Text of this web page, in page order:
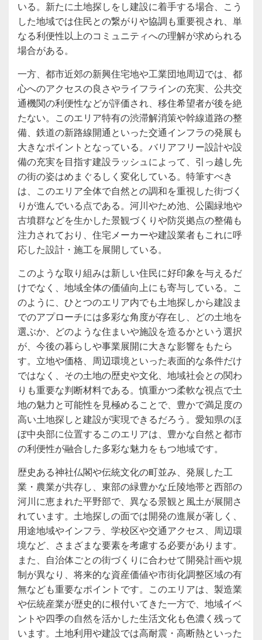
いる。新たに土地探しをし建設に着手する場合、こう
した地域では住民との繋がりや協調も重要視され、単
なる利便性以上のコミュニティへの理解が求められる
場合がある。
一方、都市近郊の新興住宅地や工業団地周辺では、都
心へのアクセスの良さやライフラインの充実、公共交
通機関の利便性などが評価され、移住希望者が後を絶
たない。このエリア特有の渋滞解消策や幹線道路の整
備、鉄道の新路線開通といった交通インフラの発展も
大きなポイントとなっている。バリアフリー設計や設
備の充実を目指す建設ラッシュによって、引っ越し先
の街の姿はめまぐるしく変化している。特筆すべき
は、このエリア全体で自然との調和を重視した街づく
りが進んでいる点である。河川やため池、公園緑地や
古墳群などを生かした景観づくりや防災拠点の整備も
注力されており、住宅メーカーや建設業者もこれに呼
応した設計・施工を展開している。
このような取り組みは新しい住民に好印象を与えるだ
けでなく、地域全体の価値向上にも寄与している。こ
のように、ひとつのエリア内でも土地探しから建設ま
でのアプローチには多彩な角度が存在し、どの土地を
選ぶか、どのような住まいや施設を造るかという選択
が、今後の暮らしや事業展開に大きな影響をもたら
す。立地や価格、周辺環境といった表面的な条件だけ
ではなく、その土地の歴史や文化、地域社会との関わ
りも重要な判断材料である。慎重かつ柔軟な視点で土
地の魅力と可能性を見極めることで、豊かで満足度の
高い土地探しと建設が実現できるだろう。愛知県のほ
ぼ中央部に位置するこのエリアは、豊かな自然と都市
の利便性が融合した多彩な魅力をもつ地域です。
歴史ある神社仏閣や伝統文化の町並み、発展した工
業・農業が共存し、東部の緑豊かな丘陵地帯と西部の
河川に恵まれた平野部で、異なる景観と風土が展開さ
れています。土地探しの面では開発の進展が著しく、
用途地域やインフラ、学校区や交通アクセス、周辺環
境など、さまざまな要素を考慮する必要があります。
また、自治体ごとの街づくりに合わせて開発計画や規
制が異なり、将来的な資産価値や市街化調整区域の有
無なども重要なポイントです。このエリアは、製造業
や伝統産業が歴史的に根付いてきた一方で、地域イベ
ントや四季の自然を活かした生活文化も色濃く残って
います。土地利用や建設では高耐震・高断熱といった